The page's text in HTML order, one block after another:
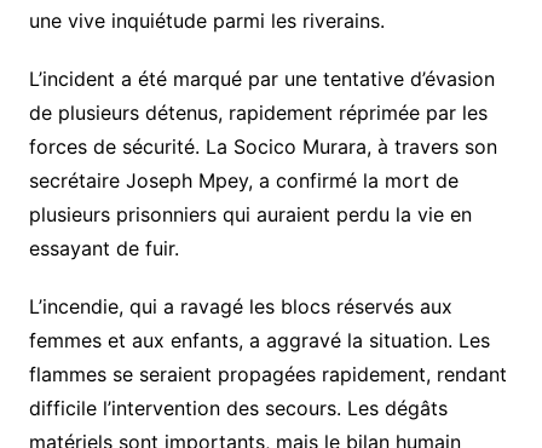
une vive inquiétude parmi les riverains.
L’incident a été marqué par une tentative d’évasion
de plusieurs détenus, rapidement réprimée par les
forces de sécurité. La Socico Murara, à travers son
secrétaire Joseph Mpey, a confirmé la mort de
plusieurs prisonniers qui auraient perdu la vie en
essayant de fuir.
L’incendie, qui a ravagé les blocs réservés aux
femmes et aux enfants, a aggravé la situation. Les
flammes se seraient propagées rapidement, rendant
difficile l’intervention des secours. Les dégâts
matériels sont importants, mais le bilan humain